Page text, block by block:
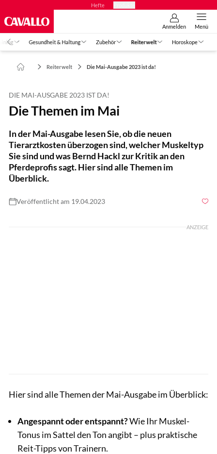
Hefte
Anmelden Menü
Gesundheit & Haltung Zubehör Reiterwelt Horoskope
Reiterwelt Die Mai-Ausgabe 2023 ist da!
DIE MAI-AUSGABE 2023 IST DA!
Die Themen im Mai
In der Mai-Ausgabe lesen Sie, ob die neuen
Tierarztkosten überzogen sind, welcher Muskeltyp
Sie sind und was Bernd Hackl zur Kritik an den
Pferdeprofis sagt. Hier sind alle Themen im
Überblick.
Veröffentlicht am 19.04.2023
ANZEIGE
Hier sind alle Themen der Mai-Ausgabe im Überblick:
Angespannt oder entspannt?Wie Ihr Muskel-
Tonus im Sattel den Ton angibt – plus praktische
Reit-Tipps von Trainern.